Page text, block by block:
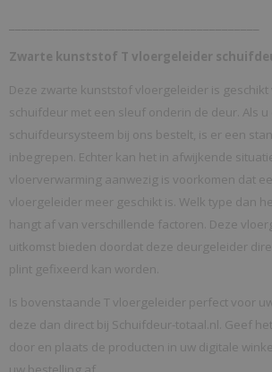
Zwarte kunststof T vloergeleider
Deze zwarte kunststof vloergeleider is geschikt
schuifdeur met een sleuf onderin de deur. Als u
schuifdeursysteem bij ons bestelt, is er een
inbegrepen. Echter kan het in afwijkende
vloerverwarming aanwezig is voorkomen dat
vloergeleider meer geschikt is. Welk type dan
hangt af van verschillende factoren. Deze
uitkomst bieden doordat deze deurgeleider
plint gefixeerd kan worden.
Is bovenstaande T vloergeleider perfect voor
deze dan direct bij Schuifdeur-totaal.nl. Geef
door en plaats de producten in uw digitale